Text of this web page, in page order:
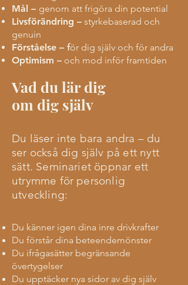
Mål – genom att frigöra din potential
Livsförändring – styrkebaserad och
genuin
Förståelse – för dig själv och för andra
Optimism – och mod inför framtiden
Vad du lär dig
om dig själv
Du läser inte bara andra – du
ser också dig själv på ett nytt
sätt. Seminariet öppnar ett
utrymme för personlig
utveckling:
Du känner igen dina inre drivkrafter
Du förstår dina beteendemönster
Du ifrågasätter begränsande
övertygelser
Du upptäcker nya sidor av dig själv